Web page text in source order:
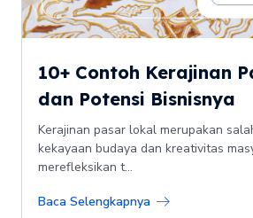
10+ Contoh Kerajinan
dan Potensi Bisnisnya
Kerajinan pasar lokal merupakan
kekayaan budaya dan kreativitas
merefleksikan t...
Baca Selengkapnya